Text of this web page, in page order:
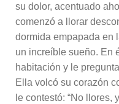
su dolor, acentuado
comenzó a llorar
dormida empapada en
un increíble sueño. En
habitación y le
Ella volcó su corazón
le contestó: “No llores,